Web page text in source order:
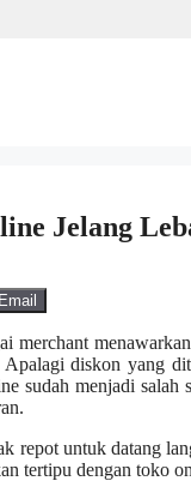
Jelang
Email
merchant
diskon yang
sudah menjadi
repot untuk datang
tertipu dengan toko